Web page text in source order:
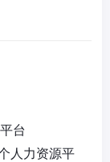
台
人力资源平